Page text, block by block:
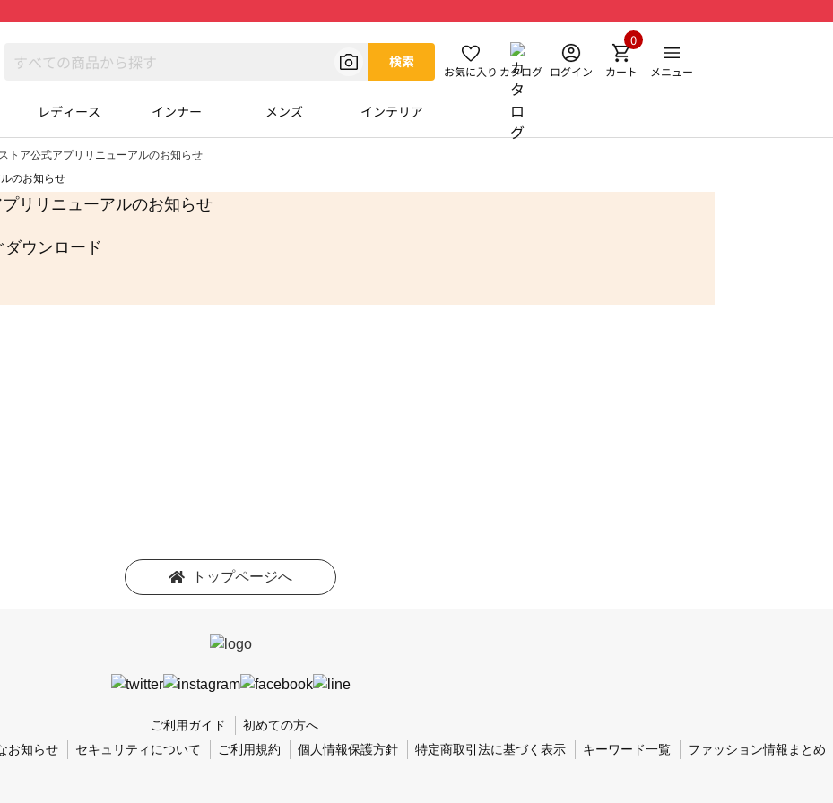
検索
お気に入り カタログ ログイン カート
0
メニュー
レディース インナー メンズ インテリア
トア公式アプリリニューアルのお知らせ
のお知らせ
トップページへ
ご利用ガイド
初めての方へ
お知らせ セキュリティについて ご利用規約 個人情報保護方針 特定商取引法に基づく表示 キーワード一覧 ファッション情報まとめ